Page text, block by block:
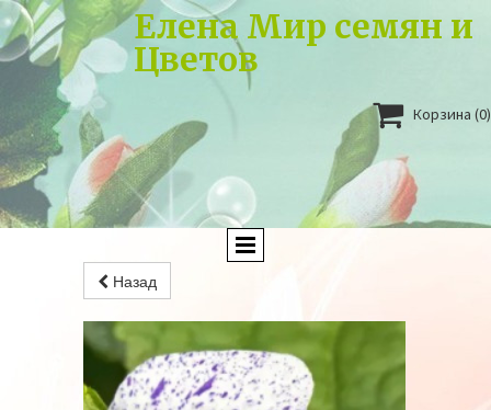
Елена Мир семян и
Цветов
 Корзина (0)
Назад